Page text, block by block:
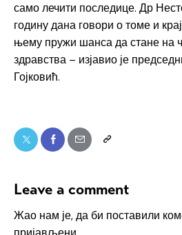
само лечити последице. Др
годину дана говори о томе и
њему пружи шанса да стане на
здравства – изјавио је
Гојковић.
Leave a comment
Жао нам је, да би поставили